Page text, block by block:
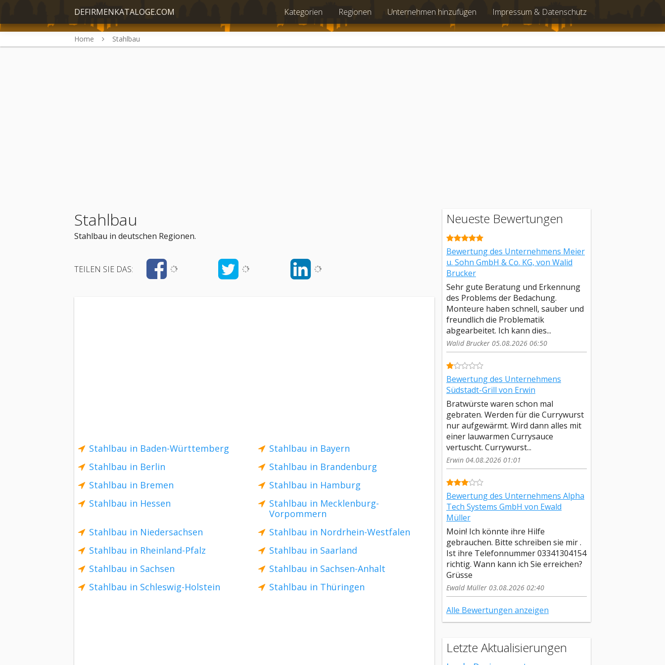
DEFIRMENKATALOGE.COM Kategorien Regionen Unternehmen hinzufügen Impressum & Datenschutz
Home Stahlbau
Stahlbau
Stahlbau in deutschen Regionen.
TEILEN SIE DAS:
Stahlbau in Baden-Württemberg
Stahlbau in Bayern
Stahlbau in Berlin
Stahlbau in Brandenburg
Stahlbau in Bremen
Stahlbau in Hamburg
Stahlbau in Hessen
Stahlbau in Mecklenburg-
Vorpommern
Stahlbau in Niedersachsen
Stahlbau in Nordrhein-Westfalen
Stahlbau in Rheinland-Pfalz
Stahlbau in Saarland
Stahlbau in Sachsen
Stahlbau in Sachsen-Anhalt
Stahlbau in Schleswig-Holstein
Stahlbau in Thüringen
Neueste Bewertungen
Bewertung des Unternehmens Meier
u. Sohn GmbH & Co. KG, von Walid
Brucker
Sehr gute Beratung und Erkennung
des Problems der Bedachung.
Monteure haben schnell, sauber und
freundlich die Problematik
abgearbeitet. Ich kann dies...
Walid Brucker 05.08.2026 06:50
Bewertung des Unternehmens
Südstadt-Grill von Erwin
Bratwürste waren schon mal
gebraten. Werden für die Currywurst
nur aufgewärmt. Wird dann alles mit
einer lauwarmen Currysauce
vertuscht. Currywurst...
Erwin 04.08.2026 01:01
Bewertung des Unternehmens Alpha
Tech Systems GmbH von Ewald
Müller
Moin! Ich könnte ihre Hilfe
gebrauchen. Bitte schreiben sie mir .
Ist ihre Telefonnummer 03341304154
richtig. Wann kann ich Sie erreichen?
Grüsse
Ewald Müller 03.08.2026 02:40
Alle Bewertungen anzeigen
Letzte Aktualisierungen